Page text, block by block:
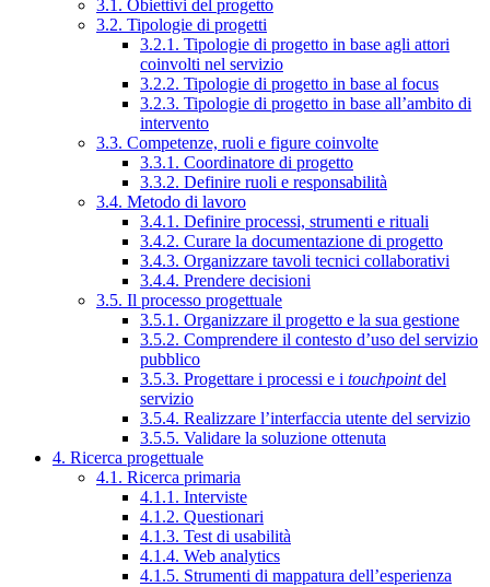
3.1. Obiettivi del progetto
3.2. Tipologie di progetti
3.2.1. Tipologie di progetto in base agli attori
coinvolti nel servizio
3.2.2. Tipologie di progetto in base al focus
3.2.3. Tipologie di progetto in base all’ambito di
intervento
3.3. Competenze, ruoli e figure coinvolte
3.3.1. Coordinatore di progetto
3.3.2. Definire ruoli e responsabilità
3.4. Metodo di lavoro
3.4.1. Definire processi, strumenti e rituali
3.4.2. Curare la documentazione di progetto
3.4.3. Organizzare tavoli tecnici collaborativi
3.4.4. Prendere decisioni
3.5. Il processo progettuale
3.5.1. Organizzare il progetto e la sua gestione
3.5.2. Comprendere il contesto d’uso del servizio
pubblico
3.5.3. Progettare i processi e i touchpointdel
servizio
3.5.4. Realizzare l’interfaccia utente del servizio
3.5.5. Validare la soluzione ottenuta
4. Ricerca progettuale
4.1. Ricerca primaria
4.1.1. Interviste
4.1.2. Questionari
4.1.3. Test di usabilità
4.1.4. Web analytics
4.1.5. Strumenti di mappatura dell’esperienza